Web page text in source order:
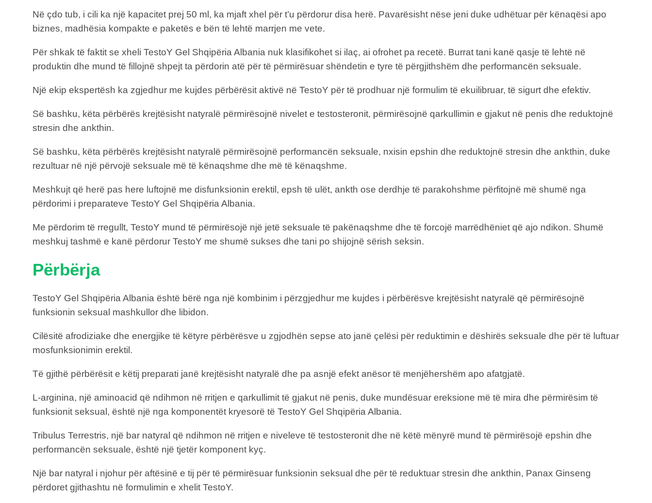
Në çdo tub, i cili ka një kapacitet prej 50 ml, ka mjaft xhel për t’u përdorur disa herë. Pavarësisht nëse jeni duke udhëtuar për kënaqësi apo
biznes, madhësia kompakte e paketës e bën të lehtë marrjen me vete.
Për shkak të faktit se xheli TestoY Gel Shqipëria Albania nuk klasifikohet si ilaç, ai ofrohet pa recetë. Burrat tani kanë qasje të lehtë në
produktin dhe mund të fillojnë shpejt ta përdorin atë për të përmirësuar shëndetin e tyre të përgjithshëm dhe performancën seksuale.
Një ekip ekspertësh ka zgjedhur me kujdes përbërësit aktivë në TestoY për të prodhuar një formulim të ekuilibruar, të sigurt dhe efektiv.
Së bashku, këta përbërës krejtësisht natyralë përmirësojnë nivelet e testosteronit, përmirësojnë qarkullimin e gjakut në penis dhe reduktojnë
stresin dhe ankthin.
Së bashku, këta përbërës krejtësisht natyralë përmirësojnë performancën seksuale, nxisin epshin dhe reduktojnë stresin dhe ankthin, duke
rezultuar në një përvojë seksuale më të kënaqshme dhe më të kënaqshme.
Meshkujt që herë pas here luftojnë me disfunksionin erektil, epsh të ulët, ankth ose derdhje të parakohshme përfitojnë më shumë nga
përdorimi i preparateve TestoY Gel Shqipëria Albania.
Me përdorim të rregullt, TestoY mund të përmirësojë një jetë seksuale të pakënaqshme dhe të forcojë marrëdhëniet që ajo ndikon. Shumë
meshkuj tashmë e kanë përdorur TestoY me shumë sukses dhe tani po shijojnë sërish seksin.
Përbërja
TestoY Gel Shqipëria Albania është bërë nga një kombinim i përzgjedhur me kujdes i përbërësve krejtësisht natyralë që përmirësojnë
funksionin seksual mashkullor dhe libidon.
Cilësitë afrodiziake dhe energjike të këtyre përbërësve u zgjodhën sepse ato janë çelësi për reduktimin e dëshirës seksuale dhe për të luftuar
mosfunksionimin erektil.
Të gjithë përbërësit e këtij preparati janë krejtësisht natyralë dhe pa asnjë efekt anësor të menjëhershëm apo afatgjatë.
L-arginina, një aminoacid që ndihmon në rritjen e qarkullimit të gjakut në penis, duke mundësuar ereksione më të mira dhe përmirësim të
funksionit seksual, është një nga komponentët kryesorë të TestoY Gel Shqipëria Albania.
Tribulus Terrestris, një bar natyral që ndihmon në rritjen e niveleve të testosteronit dhe në këtë mënyrë mund të përmirësojë epshin dhe
performancën seksuale, është një tjetër komponent kyç.
Një bar natyral i njohur për aftësinë e tij për të përmirësuar funksionin seksual dhe për të reduktuar stresin dhe ankthin, Panax Ginseng
përdoret gjithashtu në formulimin e xhelit TestoY.